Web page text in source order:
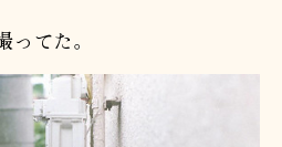
てた。